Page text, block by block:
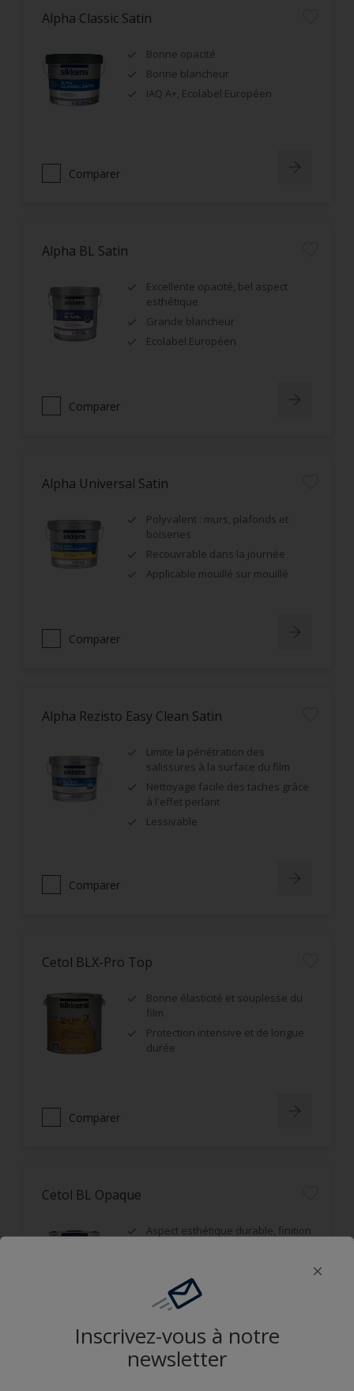
Alpha Classic Satin
Bonne opacité
Bonne blancheur
IAQ A+, Ecolabel Européen
Comparer
Alpha BL Satin
Excellente opacité, bel aspect
esthétique
Grande blancheur
Ecolabel Européen
Comparer
Alpha Universal Satin
Polyvalent : murs, plafonds et
boiseries
Recouvrable dans la journée
Applicable mouillé sur mouillé
Comparer
Alpha Rezisto Easy Clean Satin
Limite la pénétration des
salissures à la surface du film
Nettoyage facile des taches grâce
à l'effet perlant
Lessivable
Comparer
Cetol BLX-Pro Top
Bonne élasticité et souplesse du
film
Protection intensive et de longue
durée
Comparer
Cetol BL Opaque
Aspect esthétique durable, finition
ou d'aspect hétérogène
Résistance aux UV et durabilité du
Inscrivez-vous à notre
newsletter